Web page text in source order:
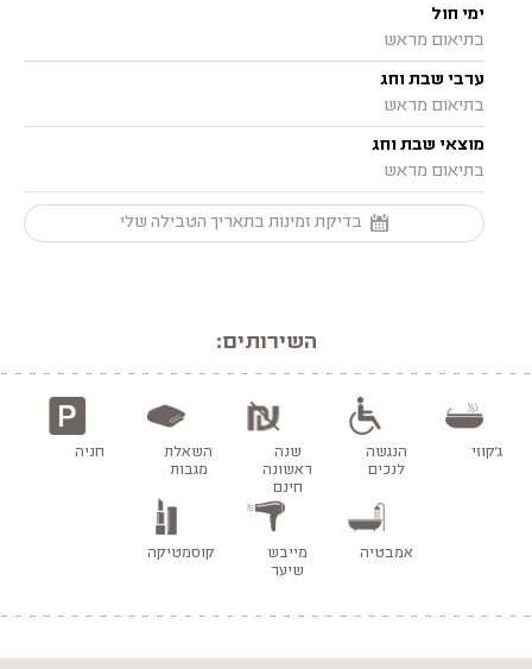
ימי חול
בתיאום מראש
ערבי שבת וחג
בתיאום מראש
מוצאי שבת וחג
בתיאום מראש
בדיקת זמינות בתאריך הטבילה שלי
השירותים:
ג'קוזי
הנגשה
לנכים
שנה
ראשונה
חינם
השאלת
מגבות
חניה
אמבטיה
מייבש
שיער
קוסמטיקה